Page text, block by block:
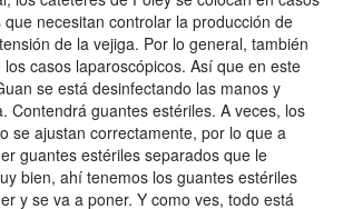
necesitan controlar la producción de
de la vejiga. Por lo general, también
casos laparoscópicos. Así que en este
se está desinfectando las manos y
Contendrá guantes estériles. A veces, los
se ajustan correctamente, por lo que a
guantes estériles separados que le
bien, ahí tenemos los guantes estériles
y se va a poner. Y como ves, todo está